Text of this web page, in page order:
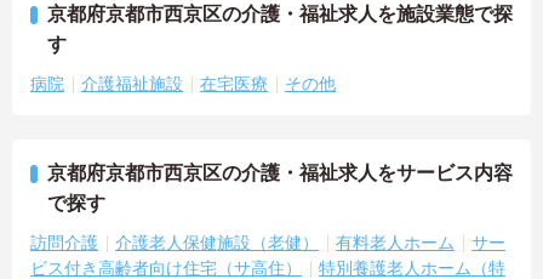
京都府京都市西京区の介護・福祉求人を施設業態で探
す
病院 介護福祉施設 在宅医療 その他
京都府京都市西京区の介護・福祉求人をサービス内容
で探す
訪問介護 介護老人保健施設（老健） 有料老人ホーム
サー
ビス付き高齢者向け住宅（サ高住）
特別養護老人ホーム（特